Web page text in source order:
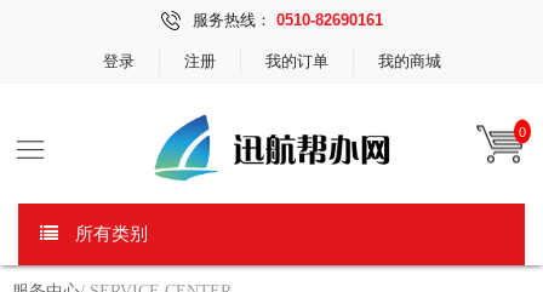
服务热线： 0510-82690161
登录 注册 我的订单 我的商城
0
所有类别